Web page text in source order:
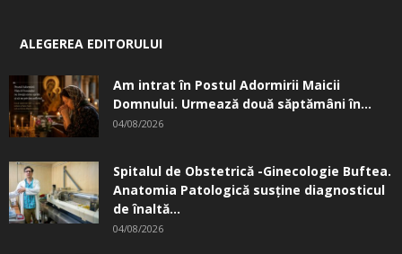
ALEGEREA EDITORULUI
Am intrat în Postul Adormirii Maicii
Domnului. Urmează două săptămâni în...
04/08/2026
Spitalul de Obstetrică -Ginecologie Buftea.
Anatomia Patologică susţine diagnosticul
de înaltă...
04/08/2026